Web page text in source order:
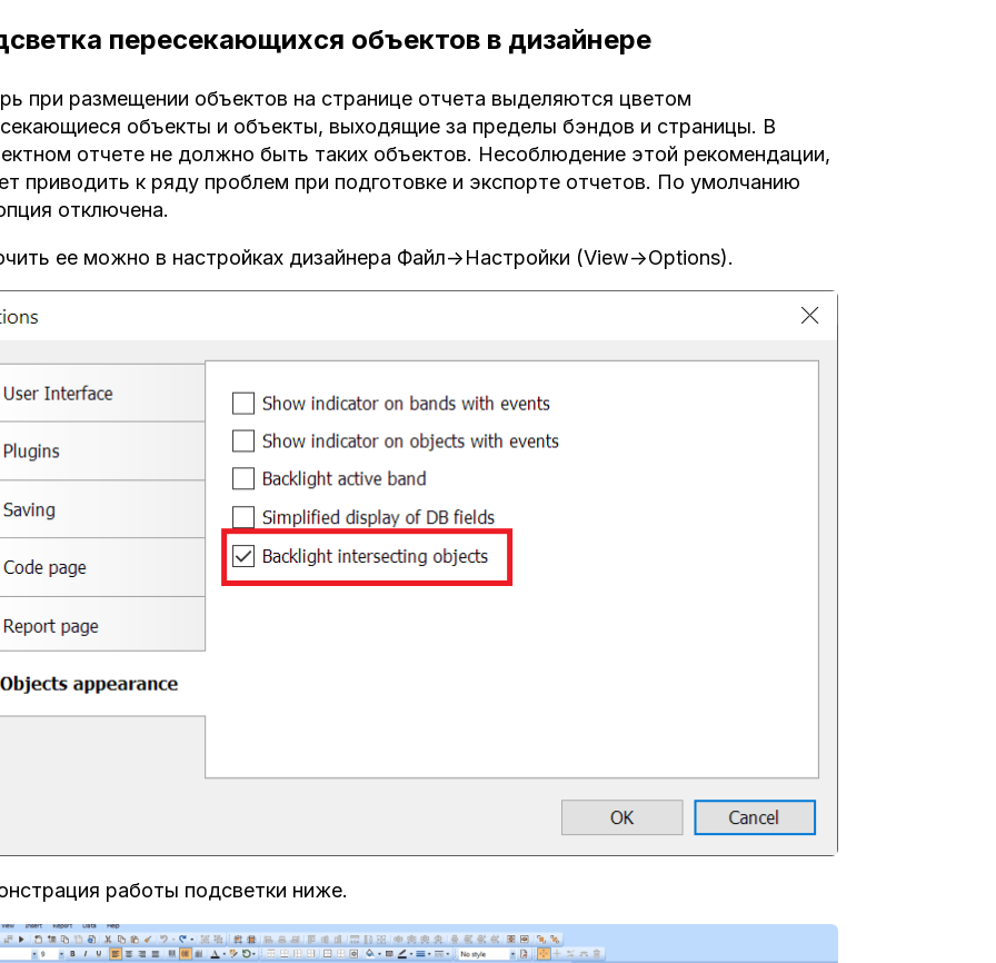
пересекающихся объектов в дизайнере
при размещении объектов на странице отчета выделяются цветом
объекты и объекты, выходящие за пределы бэндов и страницы. В
отчете не должно быть таких объектов. Несоблюдение этой рекомендации,
приводить к ряду проблем при подготовке и экспорте отчетов. По умолчанию
отключена.
ее можно в настройках дизайнера Файл->Настройки (View->Options).
работы подсветки ниже.